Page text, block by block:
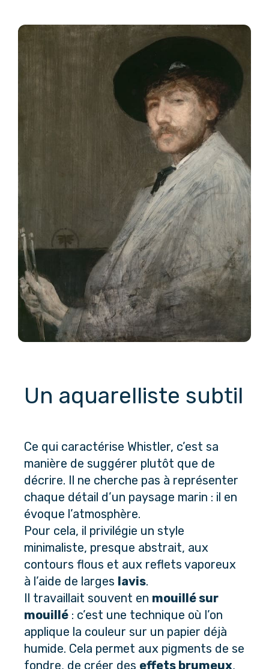
Un aquarelliste subtil
Ce qui caractérise Whistler, c’est sa
manière de suggérer plutôt que de
décrire. Il ne cherche pas à représenter
chaque détail d’un paysage marin : il en
évoque l’atmosphère.
Pour cela, il privilégie un style
minimaliste, presque abstrait, aux
contours flous et aux reflets vaporeux
à l’aide de larges lavis.
Il travaillait souvent en mouillé sur
mouillé : c’est une technique où l’on
applique la couleur sur un papier déjà
humide. Cela permet aux pigments de se
fondre, de créer des effets brumeux,